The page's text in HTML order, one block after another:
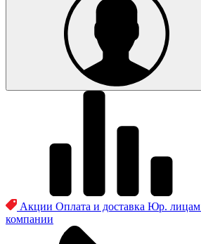
Акции Оплата и доставка Юр. лицам
компании